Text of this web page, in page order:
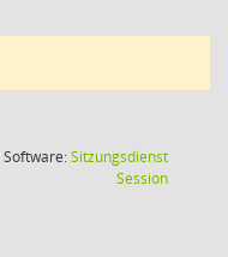
Software:Sitzungsdienst
Session(Wird in